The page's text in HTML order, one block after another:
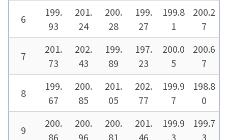
6
199.
93
201.
24
200.
28
199.
27
199.8
1
200.2
7
7
201.
73
202.
43
199.
89
197.
23
200.0
5
200.6
7
8
199.
67
200.
85
201.
05
202.
77
199.9
7
198.8
0
9
200.
86
200.
96
200.
81
201.
46
199.9
3
199.7
3